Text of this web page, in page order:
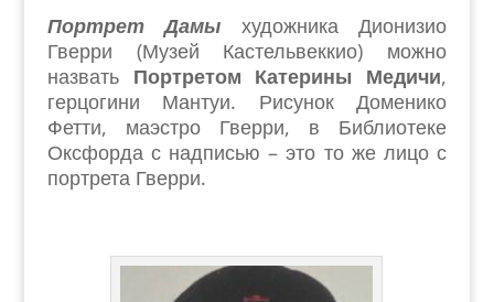
Портрет Дамы художника Дионизио
Гверри (Музей Кастельвеккио) можно
назвать Портретом Катерины Медичи,
герцогини Мантуи. Рисунок Доменико
Фетти, маэстро Гверри, в Библиотеке
Оксфорда с надписью – это то же лицо с
портрета Гверри.